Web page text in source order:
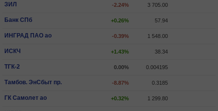
ЗИЛ -2.24% 3 705.00
Банк СПб +0.26% 57.94
ИНГРАД ПАО ао -0.39% 1 548.00
ИCКЧ +1.43% 38.34
ТГК-2 0.00% 0.004195
Тамбов. ЭнСбыт пр. -8.87% 0.3185
ГК Самолет ао +0.32% 1 299.80